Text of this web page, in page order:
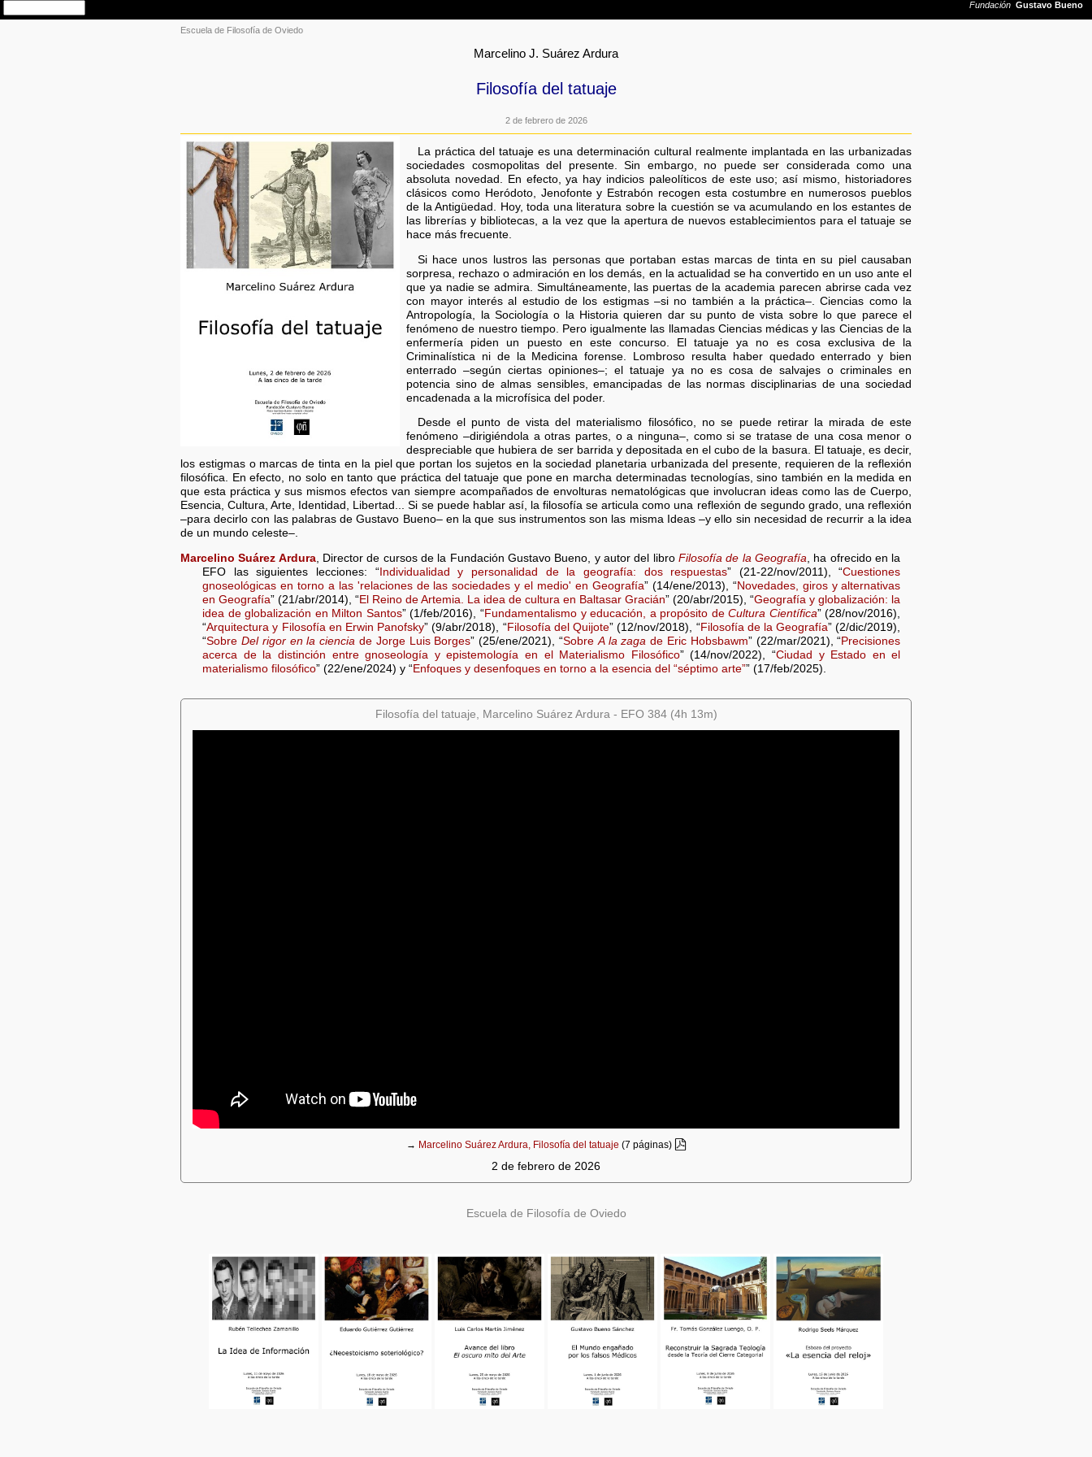
Escuela de Filosofía de Oviedo
Marcelino J. Suárez Ardura
Filosofía del tatuaje
2 de febrero de 2026
La práctica del tatuaje es una determinación cultural realmente implantada en las urbanizadas
sociedades cosmopolitas del presente. Sin embargo, no puede ser considerada como una
absoluta novedad. En efecto, ya hay indicios paleolíticos de este uso; así mismo, historiadores
clásicos como Heródoto, Jenofonte y Estrabón recogen esta costumbre en numerosos pueblos
de la Antigüedad. Hoy, toda una literatura sobre la cuestión se va acumulando en los estantes de
las librerías y bibliotecas, a la vez que la apertura de nuevos establecimientos para el tatuaje se
hace más frecuente.
Si hace unos lustros las personas que portaban estas marcas de tinta en su piel causaban
sorpresa, rechazo o admiración en los demás, en la actualidad se ha convertido en un uso ante el
que ya nadie se admira. Simultáneamente, las puertas de la academia parecen abrirse cada vez
con mayor interés al estudio de los estigmas –si no también a la práctica–. Ciencias como la
Antropología, la Sociología o la Historia quieren dar su punto de vista sobre lo que parece el
fenómeno de nuestro tiempo. Pero igualmente las llamadas Ciencias médicas y las Ciencias de la
enfermería piden un puesto en este concurso. El tatuaje ya no es cosa exclusiva de la
Criminalística ni de la Medicina forense. Lombroso resulta haber quedado enterrado y bien
enterrado –según ciertas opiniones–; el tatuaje ya no es cosa de salvajes o criminales en
potencia sino de almas sensibles, emancipadas de las normas disciplinarias de una sociedad
encadenada a la microfísica del poder.
Desde el punto de vista del materialismo filosófico, no se puede retirar la mirada de este
fenómeno –dirigiéndola a otras partes, o a ninguna–, como si se tratase de una cosa menor o
despreciable que hubiera de ser barrida y depositada en el cubo de la basura. El tatuaje, es decir,
los estigmas o marcas de tinta en la piel que portan los sujetos en la sociedad planetaria urbanizada del presente, requieren de la reflexión
filosófica. En efecto, no solo en tanto que práctica del tatuaje que pone en marcha determinadas tecnologías, sino también en la medida en
que esta práctica y sus mismos efectos van siempre acompañados de envolturas nematológicas que involucran ideas como las de Cuerpo,
Esencia, Cultura, Arte, Identidad, Libertad... Si se puede hablar así, la filosofía se articula como una reflexión de segundo grado, una reflexión
–para decirlo con las palabras de Gustavo Bueno– en la que sus instrumentos son las misma Ideas –y ello sin necesidad de recurrir a la idea
de un mundo celeste–.
Marcelino Suárez Ardura, Director de cursos de la Fundación Gustavo Bueno, y autor del libroFilosofía de la Geografía, ha ofrecido en la
EFO las siguientes lecciones: “Individualidad y personalidad de la geografía: dos respuestas” (21-22/nov/2011), “Cuestiones
gnoseológicas en torno a las 'relaciones de las sociedades y el medio' en Geografía” (14/ene/2013), “Novedades, giros y alternativas
en Geografía” (21/abr/2014), “El Reino de Artemia. La idea de cultura en Baltasar Gracián” (20/abr/2015), “Geografía y globalización: la
idea de globalización en Milton Santos” (1/feb/2016), “Fundamentalismo y educación, a propósito deCultura Científica” (28/nov/2016),
“Arquitectura y Filosofía en Erwin Panofsky” (9/abr/2018), “Filosofía del Quijote” (12/nov/2018), “Filosofía de la Geografía” (2/dic/2019),
“Sobre Del rigor en la ciencia de Jorge Luis Borges” (25/ene/2021), “SobreA la zaga de Eric Hobsbawm” (22/mar/2021), “Precisiones
acerca de la distinción entre gnoseología y epistemología en el Materialismo Filosófico” (14/nov/2022), “Ciudad y Estado en el
materialismo filosófico” (22/ene/2024) y “Enfoques y desenfoques en torno a la esencia del “séptimo arte”” (17/feb/2025).
Filosofía del tatuaje, Marcelino Suárez Ardura - EFO 384 (4h 13m)
→ Marcelino Suárez Ardura, Filosofía del tatuaje (7 páginas)
2 de febrero de 2026
Escuela de Filosofía de Oviedo